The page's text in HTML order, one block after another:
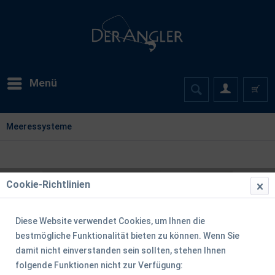
Menü
Meeressysteme
Cookie-Richtlinien
Diese Website verwendet Cookies, um Ihnen die
bestmögliche Funktionalität bieten zu können. Wenn Sie
damit nicht einverstanden sein sollten, stehen Ihnen
folgende Funktionen nicht zur Verfügung: